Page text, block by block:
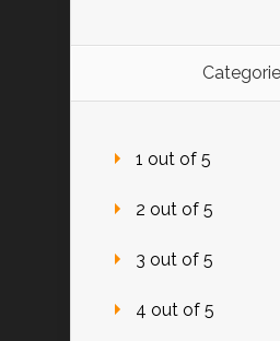
1 out of 5
2 out of 5
3 out of 5
4 out of 5